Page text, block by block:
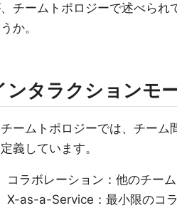
チームトポロジーで述べられ
か。
ンタラクションモ
ームトポロジーでは、チーム
義しています。
コラボレーション：他のチー
X-as-a-Service：最小限のコ